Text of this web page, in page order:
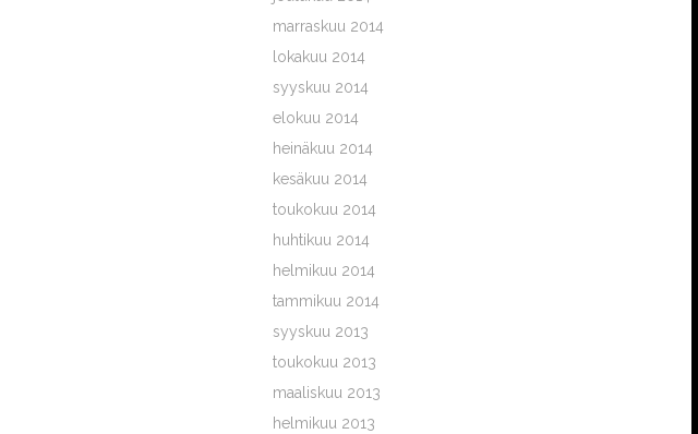
marraskuu 2014
lokakuu 2014
syyskuu 2014
elokuu 2014
heinäkuu 2014
kesäkuu 2014
toukokuu 2014
huhtikuu 2014
helmikuu 2014
tammikuu 2014
syyskuu 2013
toukokuu 2013
maaliskuu 2013
helmikuu 2013